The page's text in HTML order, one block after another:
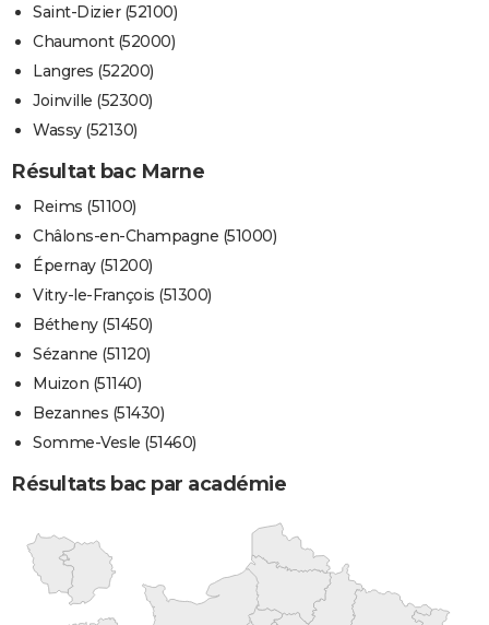
Saint-Dizier (52100)
Chaumont (52000)
Langres (52200)
Joinville (52300)
Wassy (52130)
Résultat bac Marne
Reims (51100)
Châlons-en-Champagne (51000)
Épernay (51200)
Vitry-le-François (51300)
Bétheny (51450)
Sézanne (51120)
Muizon (51140)
Bezannes (51430)
Somme-Vesle (51460)
Résultats bac par académie